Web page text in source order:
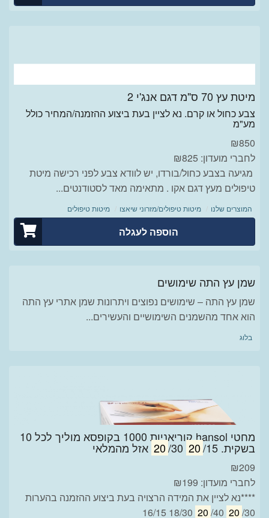
מיטת עץ 70 ס"מ דגם אנג'י 2
צבע כחול או קרם. נא לציין בעת ביצוע ההזמנה/המחיר כולל
מע"מ
₪850
לחברי מועדון: ₪825
מגיעה בצבע כחול/בורדו, יש לוודא צבע לפני רכישה מיטת
טיפולים מעץ דגם אקו . מתאימה מאד לסטודנטים...
המוצרים שלנו מיטות טיפולים/מזרוני שיאצו מיטות טיפולים
הוספה לעגלה
שמן עץ התה שימושים
שמן עץ התה – שימושים נפוצים ויתרונות שמן אתרי עץ התה
הוא אחד מהשמנים השימושיים והעשירים...
בלוג
מחטי hansol קוריאניות 1000 בקופסא מוליך לכל 10
בשקית. 20/15
20/30 אזל מהמלאי
₪209
לחברי מועדון: ₪199
****נא לציין את המידה הרצויה בעת ביצוע ההזמנה בהערות
20 /30
20 /40 18/30 16/15